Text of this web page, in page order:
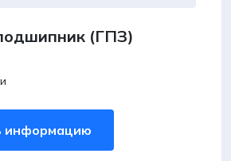
(ГПЗ)
информацию